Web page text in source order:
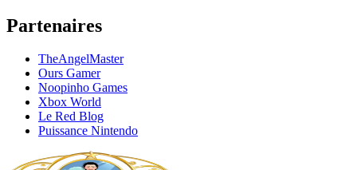
Partenaires
TheAngelMaster
Ours Gamer
Noopinho Games
Xbox World
Le Red Blog
Puissance Nintendo